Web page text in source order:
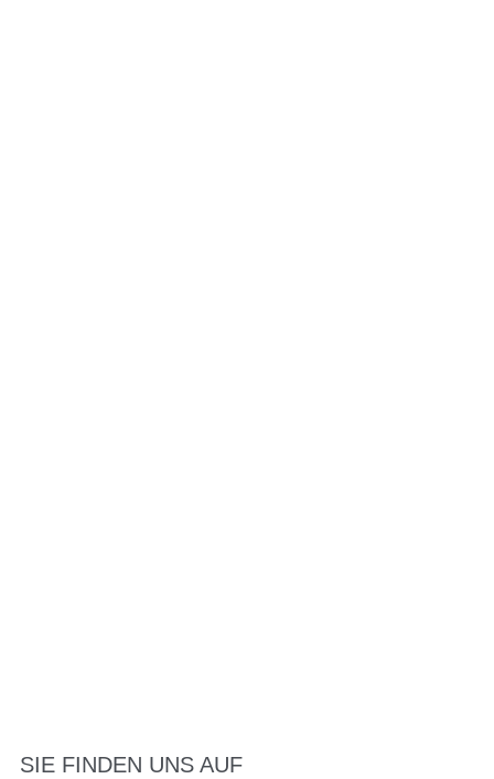
SIE FINDEN UNS AUF